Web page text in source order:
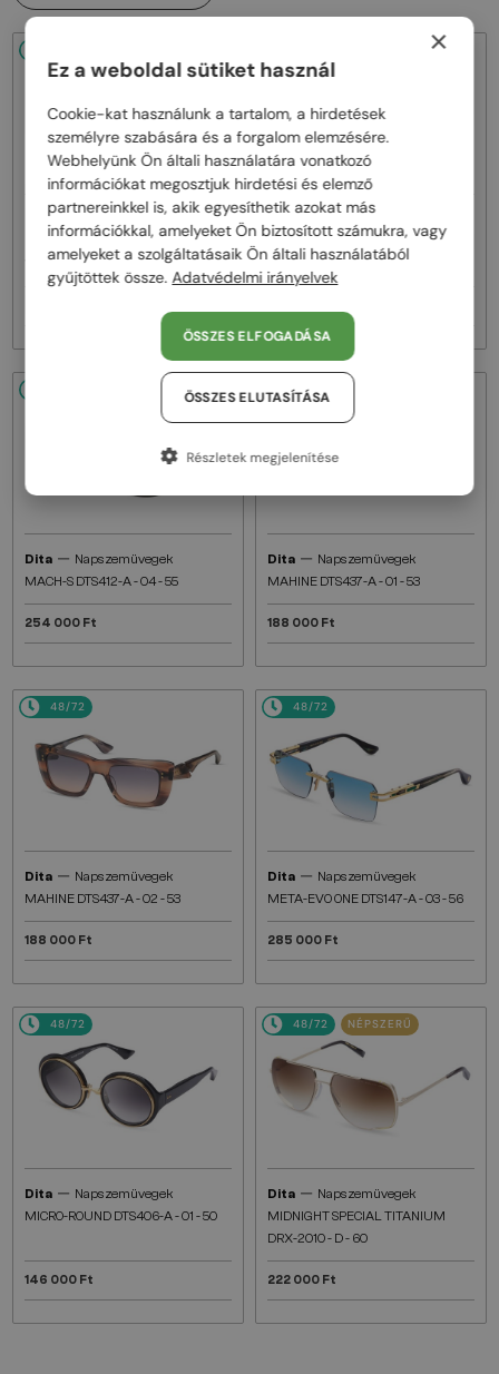
Dita— Napszemüvegek
MACH ONE DRX-2030 TITANIUM -
W - 59
—
MACH SIX//TITANIUM DTS121 - 01 -
62
Dita — Napszemüvegek
MACH-S DTS412-A - 04 - 55
254 000 Ft
48/72
Dita — Napszemüvegek
MAHINE DTS437-A - 01 - 53
188 000 Ft
48/72
Dita — Napszemüvegek
MAHINE DTS437-A - 02 - 53
188 000 Ft
48/72
Dita — Napszemüvegek
META-EVO ONE DTS147-A - 03 - 56
285 000 Ft
48/72
Dita — Napszemüvegek
MICRO-ROUND DTS406-A - 01 - 50
146 000 Ft
48/72 NÉPSZERŰ
Dita — Napszemüvegek
MIDNIGHT SPECIAL TITANIUM
DRX-2010 - D - 60
222 000 Ft
×
Ez a weboldal sütiket használ
Cookie-kat használunk a tartalom, a hirdetések
személyre szabására és a forgalom elemzésére.
Webhelyünk Ön általi használatára vonatkozó
információkat megosztjuk hirdetési és elemző
partnereinkkel is, akik egyesíthetik azokat más
információkkal, amelyeket Ön biztosított számukra, vagy
amelyeket a szolgáltatásaik Ön általi használatából
gyűjtöttek össze.Adatvédelmi irányelvek
ÖSSZES ELFOGADÁSA
ÖSSZES ELUTASÍTÁSA
Részletek megjelenítése